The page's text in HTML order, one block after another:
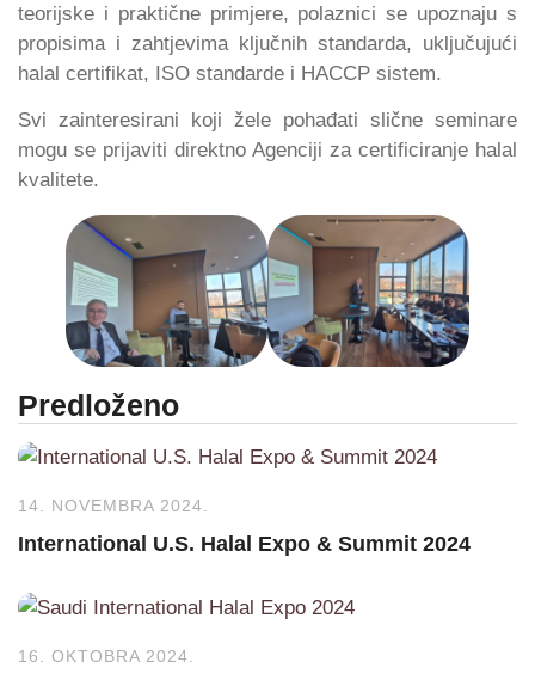
teorijske i praktične primjere, polaznici se upoznaju s
propisima i zahtjevima ključnih standarda, uključujući
halal certifikat, ISO standarde i HACCP sistem.
Svi zainteresirani koji žele pohađati slične seminare
mogu se prijaviti direktno Agenciji za certificiranje halal
kvalitete.
Predloženo
14. NOVEMBRA 2024.
International U.S. Halal Expo & Summit 2024
16. OKTOBRA 2024.